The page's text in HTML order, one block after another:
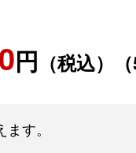
円 （税込）
す。